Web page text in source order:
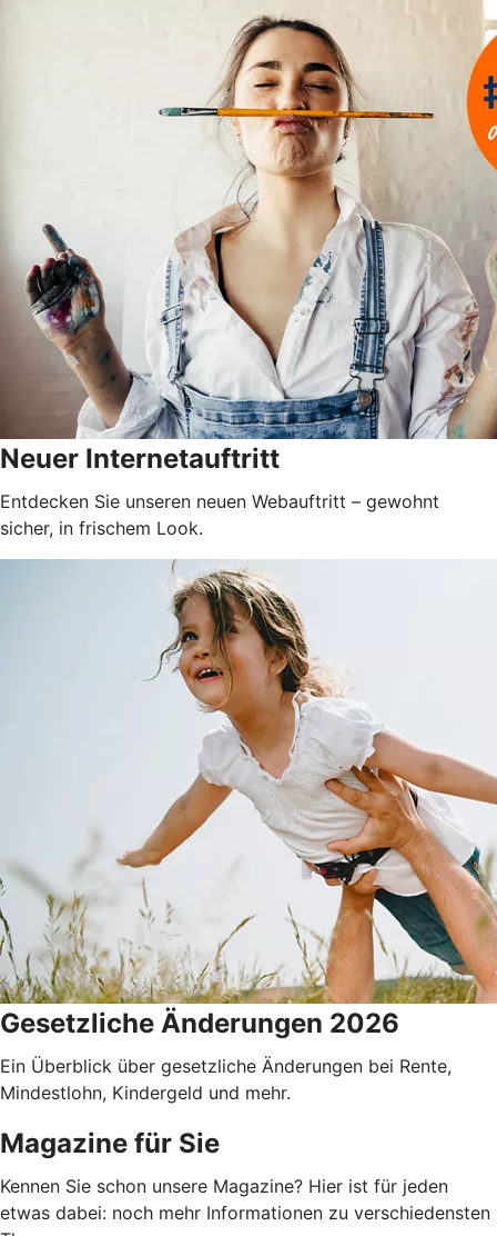
Neuer Internetauftritt
Entdecken Sie unseren neuen Webauftritt – gewohnt
sicher, in frischem Look.
Gesetzliche Änderungen 2026
Ein Überblick über gesetzliche Änderungen bei Rente,
Mindestlohn, Kindergeld und mehr.
Magazine für Sie
Kennen Sie schon unsere Magazine? Hier ist für jeden
etwas dabei: noch mehr Informationen zu verschiedensten